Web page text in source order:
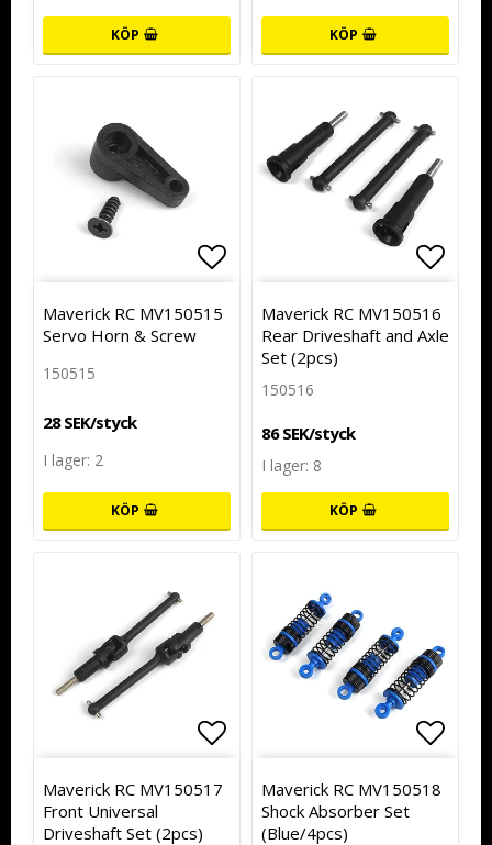
KÖP KÖP
Lägg till i favoritlistan
Lägg till i favoritlistan
Maverick RC MV150515
Servo Horn & Screw
150515
28 SEK/styck
I lager: 2
KÖP
Lägg
Lägg
Maverick RC MV150516
Rear Driveshaft and Axle
Set (2pcs)
150516
86 SEK/styck
I lager: 8
KÖP
Lägg till i favoritlistan
Maverick RC MV150517
Front Universal
Driveshaft Set (2pcs)
Lägg
Lägg
Maverick RC MV150518
Shock Absorber Set
(Blue/4pcs)